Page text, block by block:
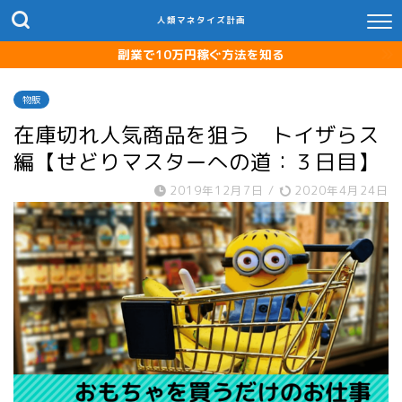
人類マネタイズ計画
副業で10万円稼ぐ方法を知る
物販
在庫切れ人気商品を狙う トイザらス
編【せどりマスターへの道：３日目】
2019年12月7日 / 2020年4月24日